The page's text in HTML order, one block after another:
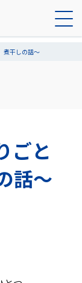
煮干しの話～
ごと
話～